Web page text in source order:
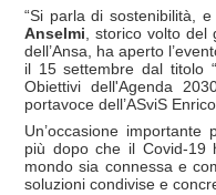
“Si parla di sostenibilità,
Anselmi, storico volto del
dell’Ansa, ha aperto
il 15 settembre dal titolo
Obiettivi dell'Agenda
portavoce dell’ASviS
Un’occasione
più dopo che il Covid-19
mondo sia connessa e
soluzioni condivise e